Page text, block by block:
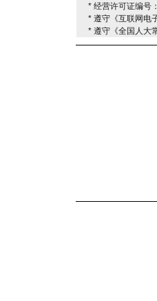
* 经营许可证编号
* 遵守《互联网电
* 遵守《全国人大